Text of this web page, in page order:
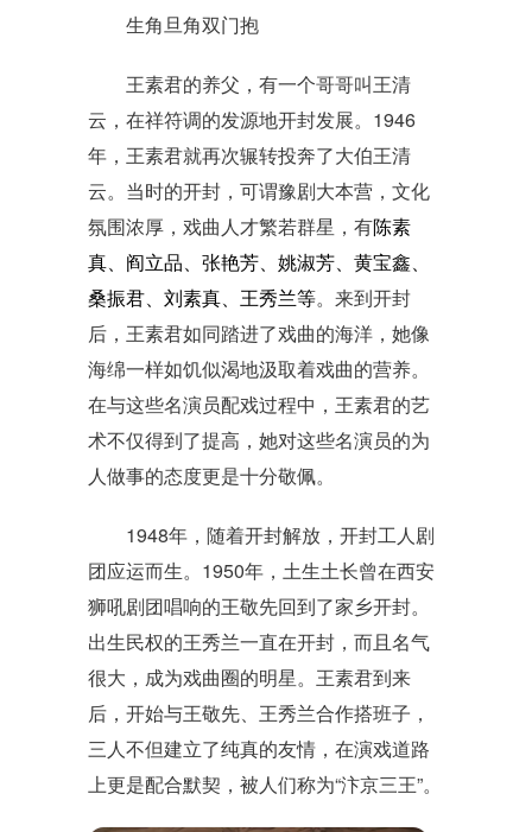
生角旦角双门抱
王素君的养父，有一个哥哥叫王清
云，在祥符调的发源地开封发展。1946
年，王素君就再次辗转投奔了大伯王清
云。当时的开封，可谓豫剧大本营，文化
氛围浓厚，戏曲人才繁若群星，有陈素
真、阎立品、张艳芳、姚淑芳、黄宝鑫、
桑振君、刘素真、王秀兰等。来到开封
后，王素君如同踏进了戏曲的海洋，她像
海绵一样如饥似渴地汲取着戏曲的营养。
在与这些名演员配戏过程中，王素君的艺
术不仅得到了提高，她对这些名演员的为
人做事的态度更是十分敬佩。
1948年，随着开封解放，开封工人剧
团应运而生。1950年，土生土长曾在西安
狮吼剧团唱响的王敬先回到了家乡开封。
出生民权的王秀兰一直在开封，而且名气
很大，成为戏曲圈的明星。王素君到来
后，开始与王敬先、王秀兰合作搭班子，
三人不但建立了纯真的友情，在演戏道路
上更是配合默契，被人们称为“汴京三王”。